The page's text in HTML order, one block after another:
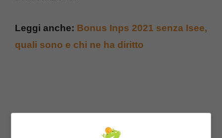
Leggi anche: Bonus Inps 2021 senza Isee,
quali sono e chi ne ha diritto